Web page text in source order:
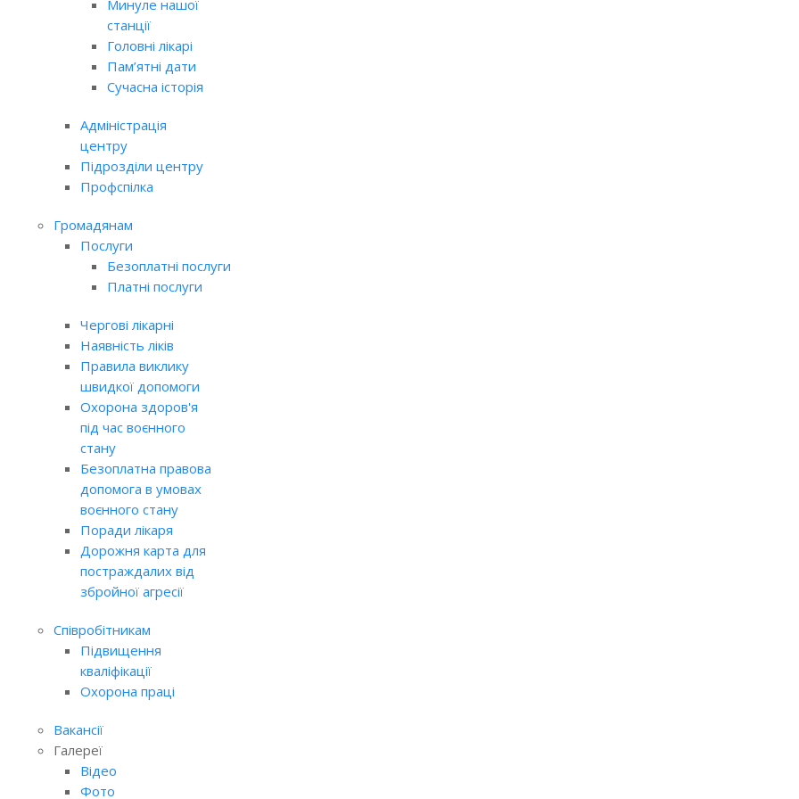
Минуле нашої
станції
Головні лікарі
Пам’ятні дати
Сучасна історія
Адміністрація
центру
Підрозділи центру
Профспілка
Громадянам
Послуги
Безоплатні послуги
Платні послуги
Чергові лікарні
Наявність ліків
Правила виклику
швидкої допомоги
Охорона здоров'я
під час воєнного
стану
Безоплатна правова
допомога в умовах
воєнного стану
Поради лікаря
Дорожня карта для
постраждалих від
збройної агресії
Співробітникам
Підвищення
кваліфікації
Охорона праці
Вакансії
Галереї
Відео
Фото